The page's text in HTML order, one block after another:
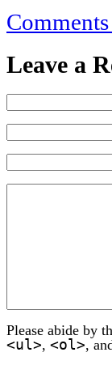
Leave a
Please abide by
<ul>, <ol>,